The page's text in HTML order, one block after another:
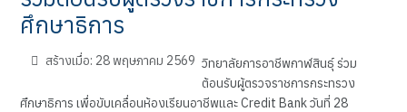
ศึกษาธิการ
สร้างเมื่อ: 28 พฤษภาคม 2569 วิทยาลัยการอาชีพกาฬสินธุ์ ร่วม
ต้อนรับผู้ตรวจราชการกระทรวง
ศึกษาธิการ เพื่อขับเคลื่อนห้องเรียนอาชีพและ Credit Bank วันที่ 28